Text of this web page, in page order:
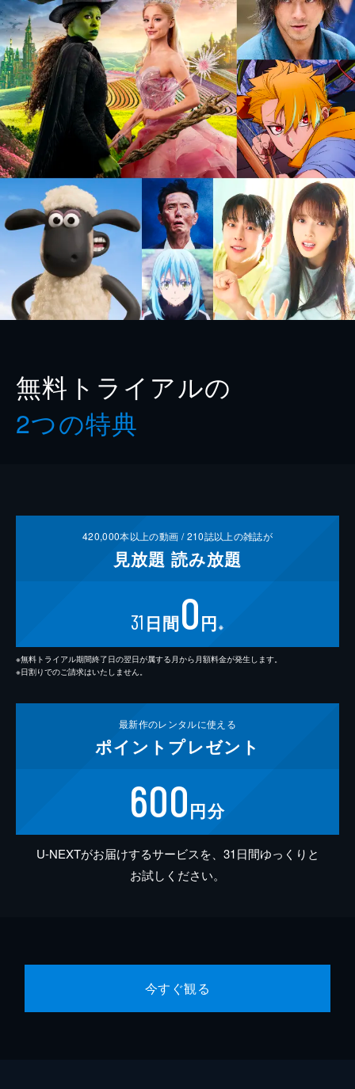
無料トライアルの
2つの特典
420,000本以上の動画 /210誌以上の雑誌が
見放題 読み放題
31 日間0円 ※
※無料トライアル期間終了日の翌日が属する月から月額料金が発生します。
※日割りでのご請求はいたしません。
最新作のレンタルに使える
ポイント プレゼント
600円分
U-NEXTがお届けするサービスを、31日間ゆっくりと
お試しください。
今すぐ観る